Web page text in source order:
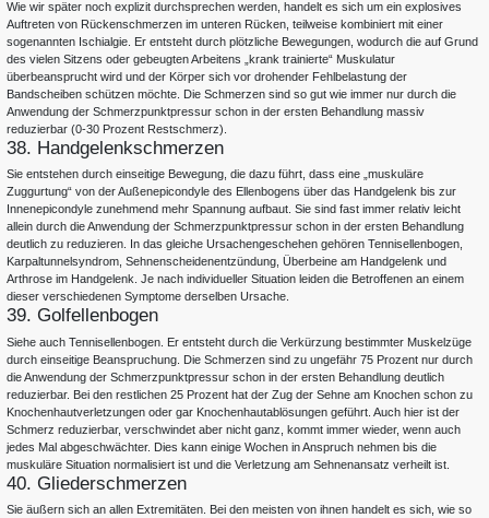
Wie wir später noch explizit durchsprechen werden, handelt es sich um ein explosives
Auftreten von Rückenschmerzen im unteren Rücken, teilweise kombiniert mit einer
sogenannten Ischialgie. Er entsteht durch plötzliche Bewegungen, wodurch die auf Grund
des vielen Sitzens oder gebeugten Arbeitens „krank trainierte“ Muskulatur
überbeansprucht wird und der Körper sich vor drohender Fehlbelastung der
Bandscheiben schützen möchte. Die Schmerzen sind so gut wie immer nur durch die
Anwendung der Schmerzpunktpressur schon in der ersten Behandlung massiv
reduzierbar (0-30 Prozent Restschmerz).
38. Handgelenkschmerzen
Sie entstehen durch einseitige Bewegung, die dazu führt, dass eine „muskuläre
Zuggurtung“ von der Außenepicondyle des Ellenbogens über das Handgelenk bis zur
Innenepicondyle zunehmend mehr Spannung aufbaut. Sie sind fast immer relativ leicht
allein durch die Anwendung der Schmerzpunktpressur schon in der ersten Behandlung
deutlich zu reduzieren. In das gleiche Ursachengeschehen gehören Tennisellenbogen,
Karpaltunnelsyndrom, Sehnenscheidenentzündung, Überbeine am Handgelenk und
Arthrose im Handgelenk. Je nach individueller Situation leiden die Betroffenen an einem
dieser verschiedenen Symptome derselben Ursache.
39. Golfellenbogen
Siehe auch Tennisellenbogen. Er entsteht durch die Verkürzung bestimmter Muskelzüge
durch einseitige Beanspruchung. Die Schmerzen sind zu ungefähr 75 Prozent nur durch
die Anwendung der Schmerzpunktpressur schon in der ersten Behandlung deutlich
reduzierbar. Bei den restlichen 25 Prozent hat der Zug der Sehne am Knochen schon zu
Knochenhautverletzungen oder gar Knochenhautablösungen geführt. Auch hier ist der
Schmerz reduzierbar, verschwindet aber nicht ganz, kommt immer wieder, wenn auch
jedes Mal abgeschwächter. Dies kann einige Wochen in Anspruch nehmen bis die
muskuläre Situation normalisiert ist und die Verletzung am Sehnenansatz verheilt ist.
40. Gliederschmerzen
Sie äußern sich an allen Extremitäten. Bei den meisten von ihnen handelt es sich, wie so